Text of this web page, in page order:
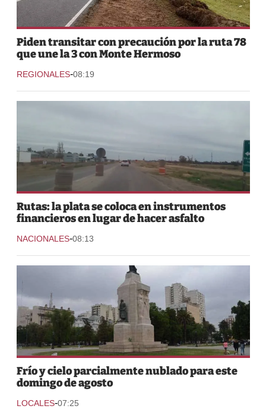
Piden transitar con precaución por la ruta 78
que une la 3 con Monte Hermoso
REGIONALES-08:19
Rutas: la plata se coloca en instrumentos
financieros en lugar de hacer asfalto
NACIONALES-08:13
Frío y cielo parcialmente nublado para este
domingo de agosto
LOCALES-07:25